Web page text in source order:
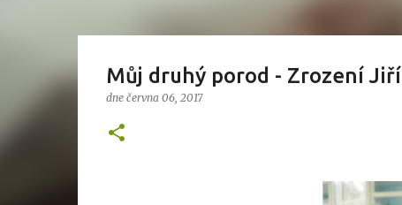
Můj druhý porod - Zrození
dne června 06, 2017